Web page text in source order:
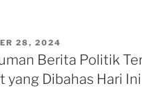
28, 2024
Berita Politik
yang Dibahas Hari Ini